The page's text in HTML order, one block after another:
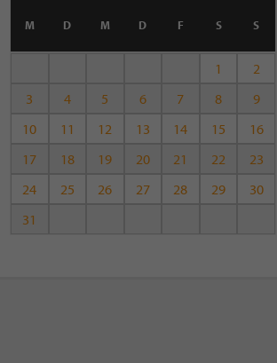
M D M D F S S
1
2
3
4 5 6 7 8
9
10
11 12 13 14 15
16
17
18 19 20 21 22
23
24
25 26 27 28 29
30
31